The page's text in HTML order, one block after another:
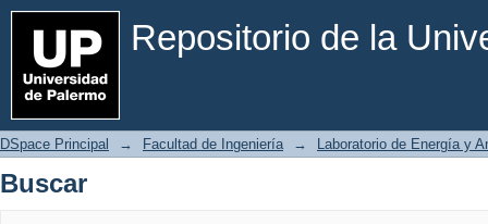
Repositorio de la
Buscar
DSpace Principal → Facultad de Ingeniería → Laboratorio de Energía y
Buscar